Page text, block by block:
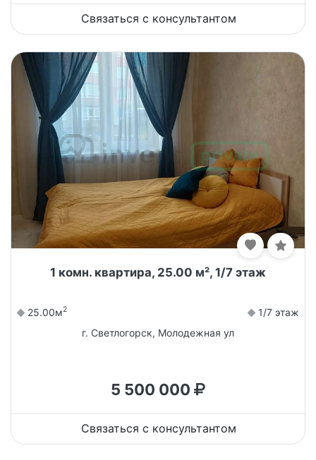
Связаться с консультантом
1 комн. квартира, 25.00 м², 1/7 этаж
25.00м2
1/7 этаж
г. Светлогорск, Молодежная ул
5 500 000
Связаться с консультантом